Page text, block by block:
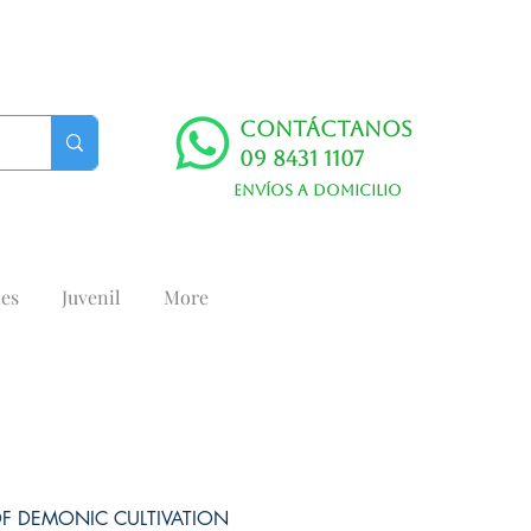
Contáctanos
09 8431 1107
Envíos a domicilio
Juvenil More
DEMONIC CULTIVATION